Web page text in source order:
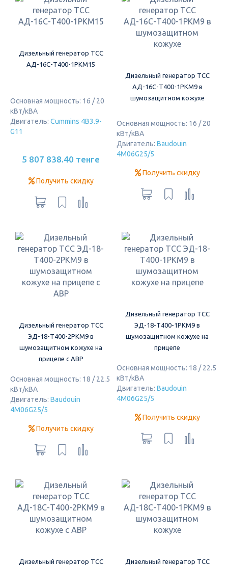
Дизельный генератор ТСС
АД-16С-Т400-1РКМ15
Основная мощность: 16 / 20
кВт/кВА
Двигатель: Cummins 4B3.9-
G11
5 807 838.40 тенге
Получить скидку
Дизельный генератор ТСС
АД-16С-Т400-1РКМ9 в
шумозащитном кожухе
Основная мощность: 16 / 20
кВт/кВА
Двигатель: Baudouin
4M06G25/5
Получить скидку
Дизельный генератор ТСС
ЭД-18-Т400-2РКМ9 в
шумозащитном кожухе на
прицепе с АВР
Основная мощность: 18 / 22.5
кВт/кВА
Двигатель: Baudouin
4M06G25/5
Получить скидку
Дизельный генератор ТСС
ЭД-18-Т400-1РКМ9 в
шумозащитном кожухе на
прицепе
Основная мощность: 18 / 22.5
кВт/кВА
Двигатель: Baudouin
4M06G25/5
Получить скидку
Дизельный генератор ТСС
Дизельный генератор ТСС